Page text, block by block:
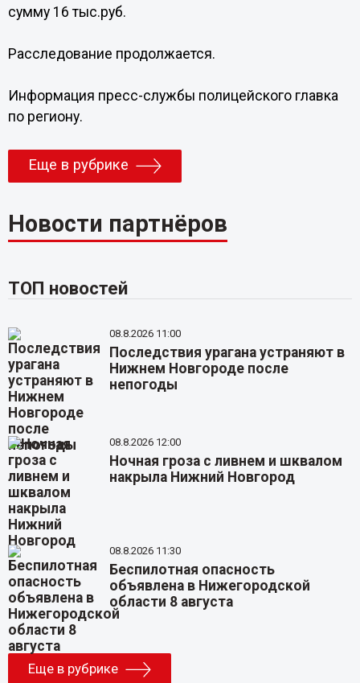
сумму 16 тыс.руб.
Расследование продолжается.
Информация пресс-службы полицейского главка
по региону.
Еще в рубрике
Новости партнёров
ТОП новостей
08.8.2026 11:00
Последствия урагана устраняют в
Нижнем Новгороде после
непогоды
08.8.2026 12:00
Ночная гроза с ливнем и шквалом
накрыла Нижний Новгород
08.8.2026 11:30
Беспилотная опасность
объявлена в Нижегородской
области 8 августа
Еще в рубрике